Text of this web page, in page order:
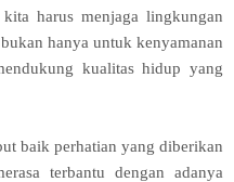
harus menjaga lingkungan
hanya untuk kenyamanan
kualitas hidup yang
baik perhatian yang diberikan
terbantu dengan adanya